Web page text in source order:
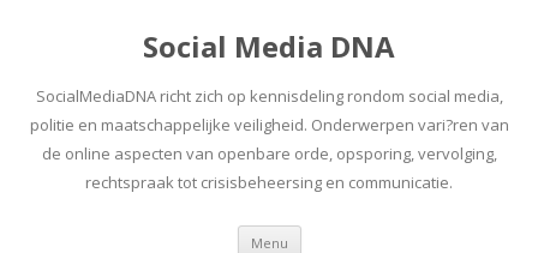
Social Media DNA
SocialMediaDNA richt zich op kennisdeling rondom social media,
politie en maatschappelijke veiligheid. Onderwerpen vari?ren van
de online aspecten van openbare orde, opsporing, vervolging,
rechtspraak tot crisisbeheersing en communicatie.
Menu Spring